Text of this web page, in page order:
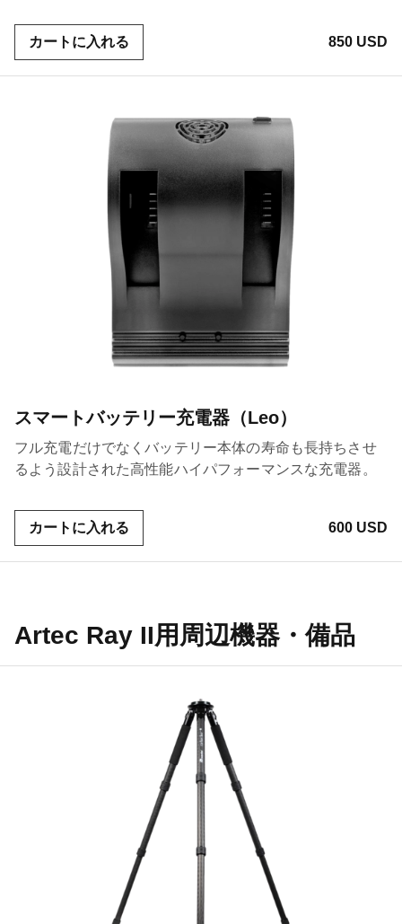
カートに入れる 850 USD
スマートバッテリー充電器（Leo）
フル充電だけでなくバッテリー本体の寿命も長持ちさせ
るよう設計された高性能ハイパフォーマンスな充電器。
カートに入れる 600 USD
Artec Ray II用周辺機器・備品